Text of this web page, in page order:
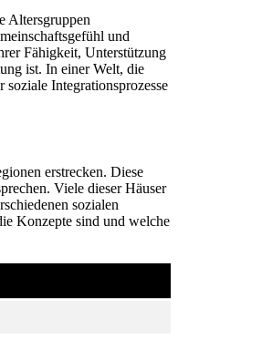
Altersgruppen
und
Fähigkeit, Unterstützung
ist. In einer Welt, die
Integrationsprozesse
erstrecken. Diese
Viele dieser Häuser
sozialen
Konzepte sind und welche